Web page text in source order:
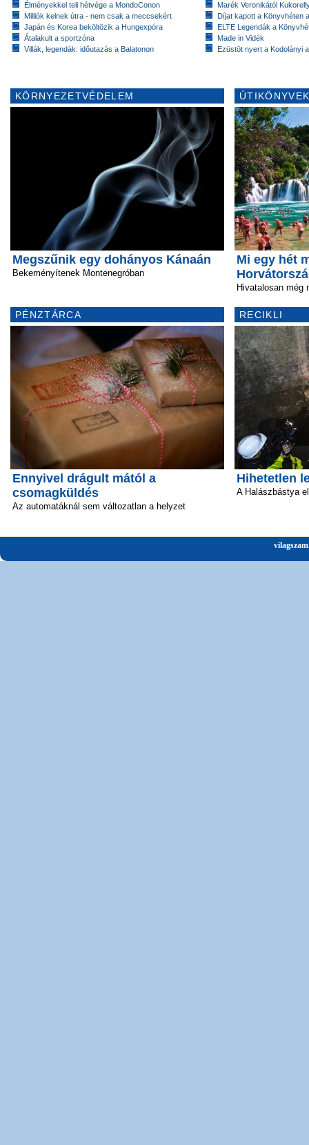
Élményekkel teli hétvége a MondoConon
Milliók kelnek útra - nem csak a meccsekért
Japán és Korea beköltözik a Hungexpóra
Átalakult a sportzóna
Villák, legendák: időutazás a Balatonon
Marék Veronikától
Díjat kapott a Könyvhéten
ELTE Legendák a
Made in Vidék
Ezüstöt nyert a Kodolányi
KÖRNYEZETVÉDELEM
Megszűnik egy dohányos Kánaán
Bekeményítenek Montenegróban
PÉNZTÁRCA
Ennyivel drágult mától a
csomagküldés
Az automatáknál sem változatlan a helyzet
Mi egy hét
Hivatalosan még
RECIKLI
Hihetetlen
A Halászbástya